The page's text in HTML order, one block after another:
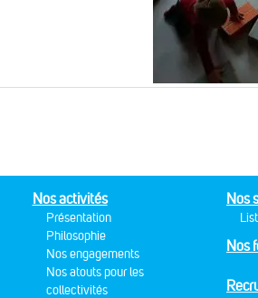
Nos activités
Présentation
Philosophie
Nos engagements
Nos atouts pour les
collectivités
Nos
Nos